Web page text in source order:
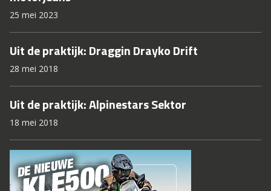
25 mei 2023
Uit de praktijk: Draggin Drayko Drift
28 mei 2018
Uit de praktijk: Alpinestars Sektor
18 mei 2018